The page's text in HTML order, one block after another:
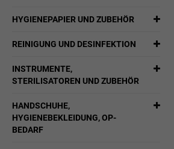
HYGIENEPAPIER UND ZUBEHÖR
REINIGUNG UND DESINFEKTION
INSTRUMENTE,
STERILISATOREN UND ZUBEHÖR
HANDSCHUHE,
HYGIENEBEKLEIDUNG, OP-
BEDARF